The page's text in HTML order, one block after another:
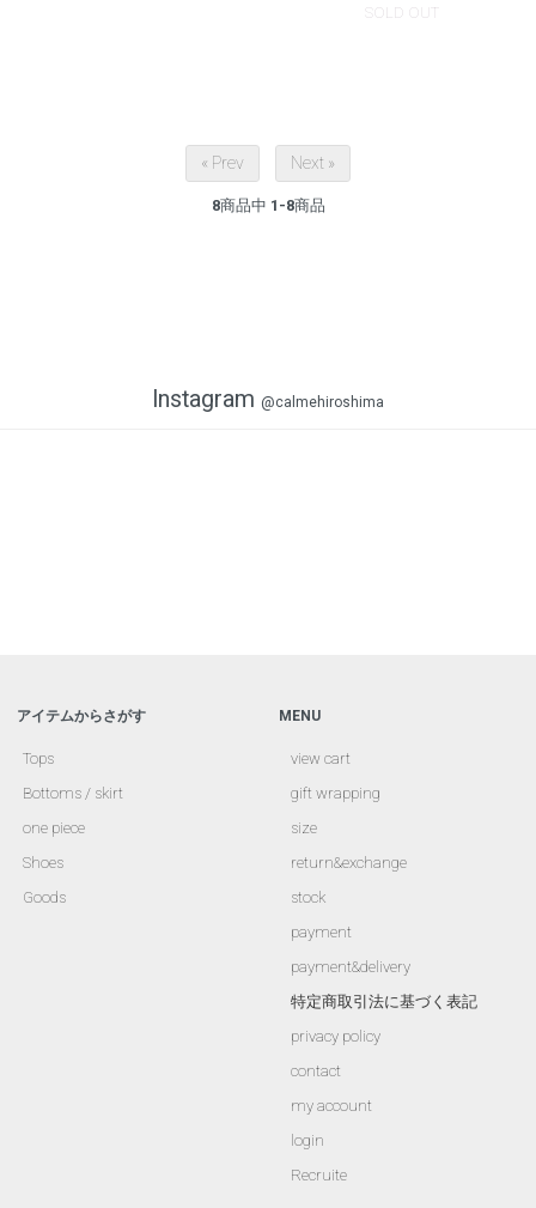
SOLD OUT
« Prev Next »
8商品中 1-8商品
Instagram @calmehiroshima
アイテムからさがす
Tops
Bottoms / skirt
one piece
Shoes
Goods
MENU
view cart
gift wrapping
size
return&exchange
stock
payment
payment&delivery
特定商取引法に基づく表記
privacy policy
contact
my account
login
Recruite